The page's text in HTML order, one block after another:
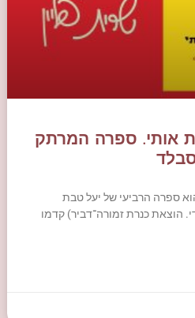
אותי. ספרה המרתק
ספרה הרביעי של יעל טבת
הוצאת כנרת זמורה־דביר) קדמו